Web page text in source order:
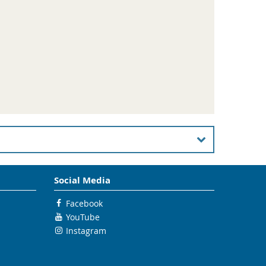
Fuel Cells: Reliable Parameter Identification
Time Control Systems with Bounded
Predictive Control and Sensitivity-Based
Social Media
Facebook
YouTube
Instagram